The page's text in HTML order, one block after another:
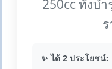
250cc ทั้งบ
✨ ได้ 2 ประโยชน์: